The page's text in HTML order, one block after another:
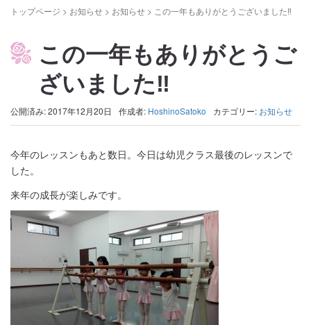
トップページ > お知らせ > お知らせ > この一年もありがとうございました‼
この一年もありがとうご
ざいました‼
公開済み: 2017年12月20日 作成者: HoshinoSatoko カテゴリー: お知らせ
今年のレッスンもあと数日。今日は幼児クラス最後のレッスンで
した。
来年の成長が楽しみです。